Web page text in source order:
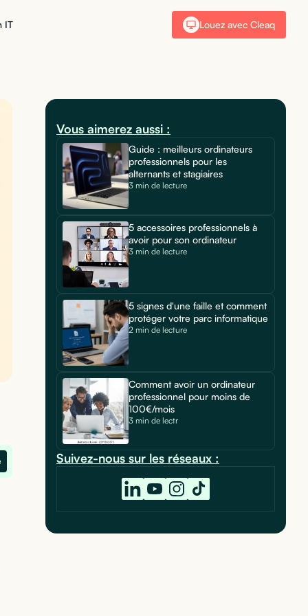
IT Louez avec Cleaq
Vous aimerez aussi :
Guide : meilleurs ordinateurs
professionnels pour les
alternants et stagiaires
3 min de lecture
5 accessoires professionnels à
avoir pour son ordinateur
3 min de lecture
5 signes d'une faille et comment
protéger votre parc informatique
2 min de lecture
Comment avoir un ordinateur
professionnel pour moins de
100€/mois
3 min de lectr
Suivez-nous sur les réseaux :